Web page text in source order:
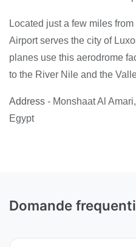
Located just a few miles
Airport serves the city of
planes use this aerodrome
to the River Nile and the
Address - Monshaat Al
Egypt
Domande frequenti